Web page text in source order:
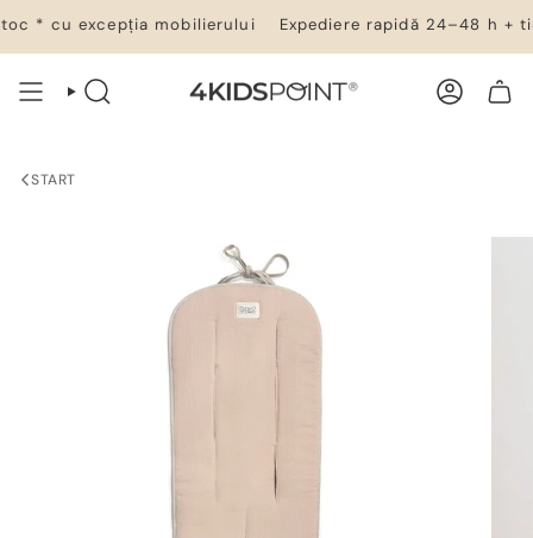
la
conținut
* cu excepția mobilierului Expediere rapidă 24–48 h +
CĂUTARE CONT
START